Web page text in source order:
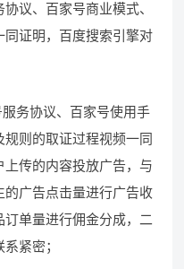
议、百家号商业模式、
证明，百度搜索引擎对
务协议、百家号使用手
则的取证过程视频一同
传的内容投放广告，与
广告点击量进行广告收
单量进行佣金分成，二
紧密；